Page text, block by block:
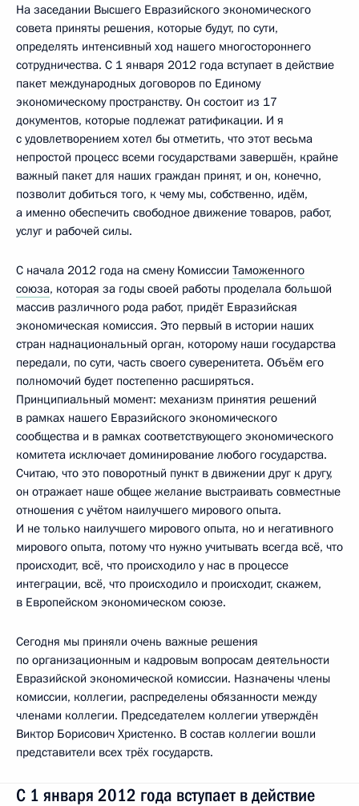
На заседании Высшего Евразийского экономического
совета приняты решения, которые будут, по сути,
определять интенсивный ход нашего многостороннего
сотрудничества. С 1 января 2012 года вступает в действие
пакет международных договоров по Единому
экономическому пространству. Он состоит из 17
документов, которые подлежат ратификации. И я
с удовлетворением хотел бы отметить, что этот весьма
непростой процесс всеми государствами завершён, крайне
важный пакет для наших граждан принят, и он, конечно,
позволит добиться того, к чему мы, собственно, идём,
а именно обеспечить свободное движение товаров, работ,
услуг и рабочей силы.
С начала 2012 года на смену Комиссии Таможенного
союза, которая за годы своей работы проделала большой
массив различного рода работ, придёт Евразийская
экономическая комиссия. Это первый в истории наших
стран наднациональный орган, которому наши государства
передали, по сути, часть своего суверенитета. Объём его
полномочий будет постепенно расширяться.
Принципиальный момент: механизм принятия решений
в рамках нашего Евразийского экономического
сообщества и в рамках соответствующего экономического
комитета исключает доминирование любого государства.
Считаю, что это поворотный пункт в движении друг к другу,
он отражает наше общее желание выстраивать совместные
отношения с учётом наилучшего мирового опыта.
И не только наилучшего мирового опыта, но и негативного
мирового опыта, потому что нужно учитывать всегда всё, что
происходит, всё, что происходило у нас в процессе
интеграции, всё, что происходило и происходит, скажем,
в Европейском экономическом союзе.
Сегодня мы приняли очень важные решения
по организационным и кадровым вопросам деятельности
Евразийской экономической комиссии. Назначены члены
комиссии, коллегии, распределены обязанности между
членами коллегии. Председателем коллегии утверждён
Виктор Борисович Христенко. В состав коллегии вошли
представители всех трёх государств.
С 1 января 2012 года вступает в действие